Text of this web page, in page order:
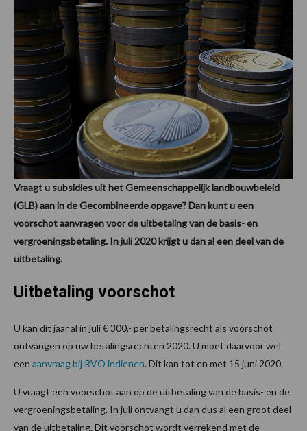
Vraagt u subsidies uit het Gemeenschappelijk landbouwbeleid
(GLB) aan in de Gecombineerde opgave? Dan kunt u een
voorschot aanvragen voor de uitbetaling van de basis- en
vergroeningsbetaling. In juli 2020 krijgt u dan al een deel van de
uitbetaling.
Uitbetaling voorschot
U kan dit jaar al in juli € 300,- per betalingsrecht als voorschot
ontvangen op uw betalingsrechten 2020. U moet daarvoor wel
een aanvraag bij RVO indienen. Dit kan tot en met 15 juni 2020.
U vraagt een voorschot aan op de uitbetaling van de basis- en de
vergroeningsbetaling. In juli ontvangt u dan dus al een groot deel
van de uitbetaling. Dit voorschot wordt verrekend met de